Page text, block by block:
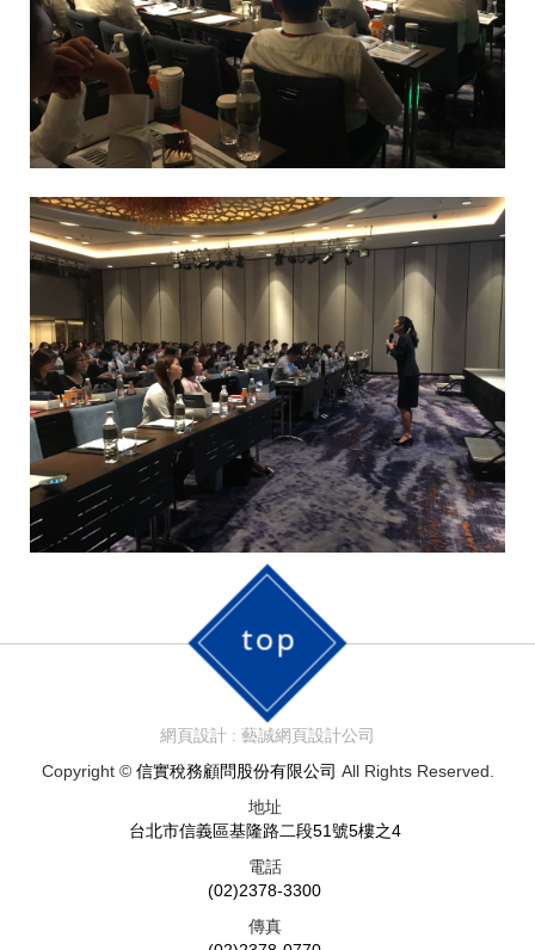
網頁設計 : 藝誠網頁設計公司
Copyright © 信實稅務顧問股份有限公司 All Rights Reserved.
地址
台北市信義區基隆路二段51號5樓之4
電話
(02)2378-3300
傳真